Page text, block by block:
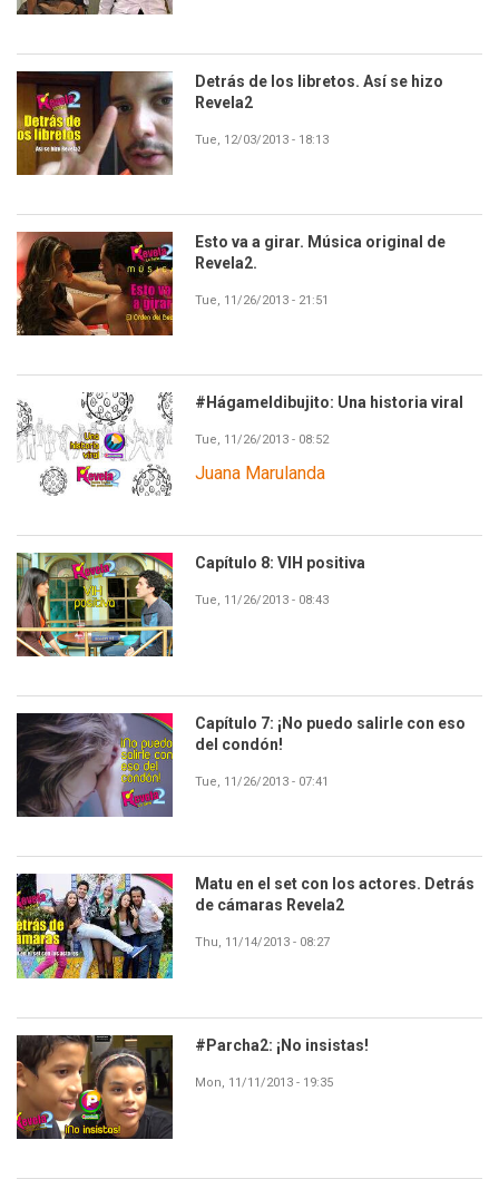
Detrás de los libretos. Así se hizo
Revela2
Tue, 12/03/2013 - 18:13
Esto va a girar. Música original de
Revela2.
Tue, 11/26/2013 - 21:51
#Hágameldibujito: Una historia viral
Tue, 11/26/2013 - 08:52
Juana Marulanda
Capítulo 8: VIH positiva
Tue, 11/26/2013 - 08:43
Capítulo 7: ¡No puedo salirle con eso
del condón!
Tue, 11/26/2013 - 07:41
Matu en el set con los actores. Detrás
de cámaras Revela2
Thu, 11/14/2013 - 08:27
#Parcha2: ¡No insistas!
Mon, 11/11/2013 - 19:35